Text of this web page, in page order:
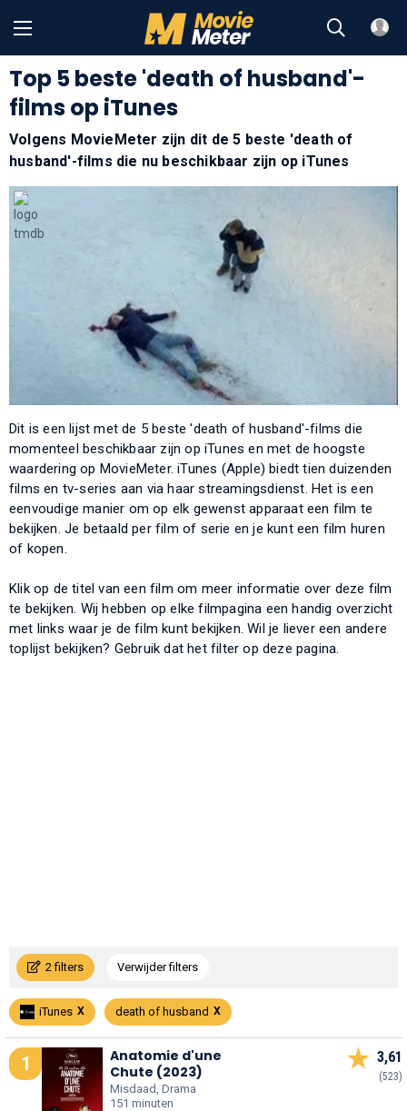
Top 5 beste 'death of husband'-
films op iTunes
Volgens MovieMeter zijn dit de 5 beste 'death of
husband'-films die nu beschikbaar zijn op iTunes
Dit is een lijst met de 5 beste 'death of husband'-films die
momenteel beschikbaar zijn op iTunes en met de hoogste
waardering op MovieMeter. iTunes (Apple) biedt tien duizenden
films en tv-series aan via haar streamingsdienst. Het is een
eenvoudige manier om op elk gewenst apparaat een film te
bekijken. Je betaald per film of serie en je kunt een film huren
of kopen.
Klik op de titel van een film om meer informatie over deze film
te bekijken. Wij hebben op elke filmpagina een handig overzicht
met links waar je de film kunt bekijken. Wil je liever een andere
toplijst bekijken? Gebruik dat het filter op deze pagina.
2 filters Verwijder filters
iTunes death of husband
1
Anatomie d'une
Chute (2023)
Misdaad, Drama
151 minuten
3,61
(523)